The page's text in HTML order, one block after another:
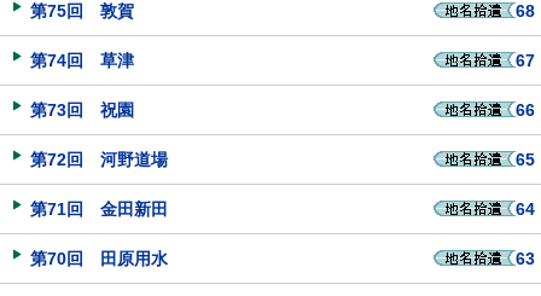
第75回 敦賀 68
第74回 草津 67
第73回 祝園 66
第72回 河野道場 65
第71回 金田新田 64
第70回 田原用水 63